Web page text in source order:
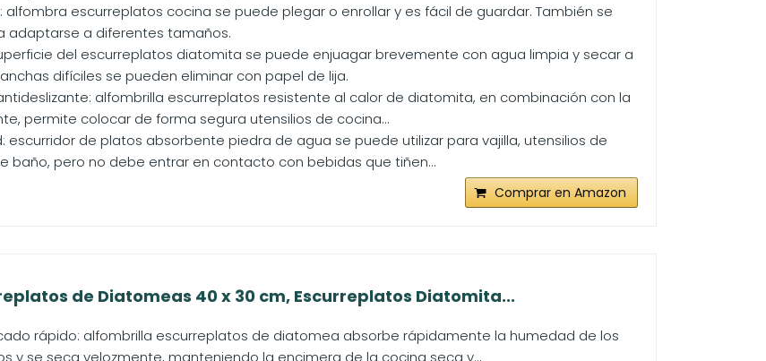
alfombra escurreplatos cocina se puede plegar o enrollar y es fácil de guardar. También se
adaptarse a diferentes tamaños.
del escurreplatos diatomita se puede enjuagar brevemente con agua limpia y secar a
difíciles se pueden eliminar con papel de lija.
alfombrilla escurreplatos resistente al calor de diatomita, en combinación con la
permite colocar de forma segura utensilios de cocina...
escurridor de platos absorbente piedra de agua se puede utilizar para vajilla, utensilios de
baño, pero no debe entrar en contacto con bebidas que tiñen...
Comprar en Amazon
de Diatomeas 40 x 30 cm, Escurreplatos Diatomita...
rápido: alfombrilla escurreplatos de diatomea absorbe rápidamente la humedad de los
y se seca velozmente, manteniendo la encimera de la cocina seca y...